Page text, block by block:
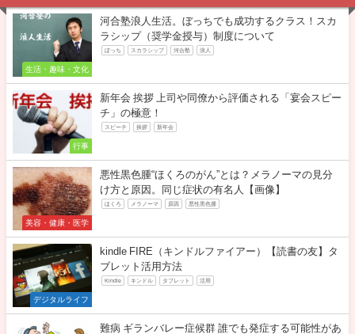
生活・趣味・文化
河合塾浪人生活。ぼっちでも成功するクラス！スカ
ラシップ（奨学金授与）制度について
ぼっち スカラシップ 河合塾 浪人
行事
新年会 挨拶 上司や同僚から評価される「宴会スピー
チ」の極意！
スピーチ 挨拶 新年会
美容・健康・医学
悪性黒色腫“ほくろのがん”とは？メラノーマの見分
け方と原因。同じ症状の有名人【画像】
ほくろ メラノーマ 原因 悪性黒色腫
デジタルライフ
kindle FIRE（キンドルファイアー）【読書の友】タ
ブレット活用方法
Kindle キンドル タブレット 活用
難病 ギランバレー症候群 誰でも発症する可能性があ